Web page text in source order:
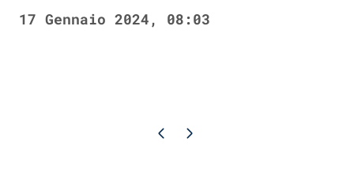
17 Gennaio 2024, 08:03
Pagina precedente
Pagina successiva